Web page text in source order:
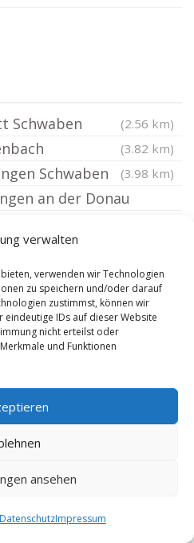
verwalten
verwenden wir Technologien
zu speichern und/oder darauf
zustimmst, können wir
IDs auf dieser Website
nicht erteilst oder
und Funktionen
ansehen
DatenschutzImpressum
Schwaben (2.56 km)
(3.82 km)
Schwaben (3.98 km)
an der Donau
Schwaben
(4.61 km)
(4.72 km)
Donau
(5.74 km)
(5.81 km)
bei Dillingen an
Kreis Günzburg